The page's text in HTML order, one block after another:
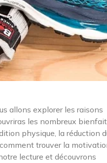
allons explorer les raisons
les nombreux
physique, la réduction
trouver la
lecture et découvrons